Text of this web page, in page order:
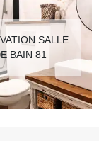
SALLE
BAIN 81